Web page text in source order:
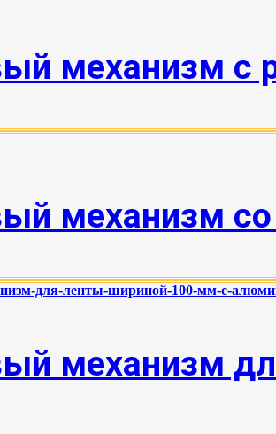
механизм с
механизм
механизм